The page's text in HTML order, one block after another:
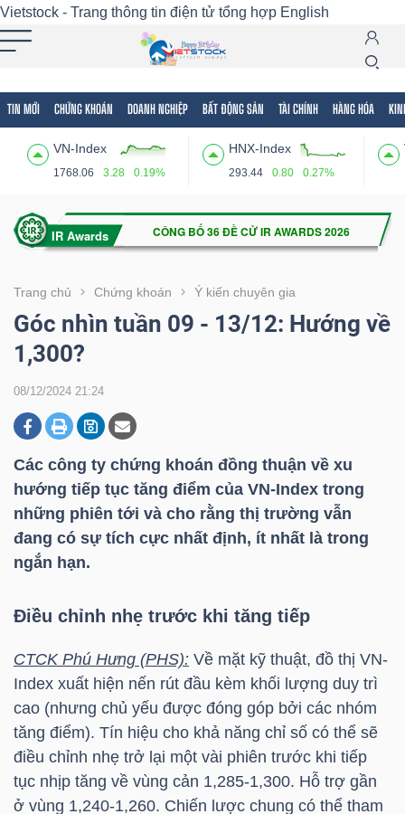
Vietstock - Trang thông tin điện tử tổng hợp English
TIN MỚI CHỨNG KHOÁN DOANH NGHIỆP BẤT ĐỘNG SẢN TÀI CHÍNH HÀNG HÓA
VN-Index
1768.06 3.28 0.19%
HNX-Index
293.44 0.80 0.27%
Trang chủ Chứng khoán Ý kiến chuyên gia
Góc nhìn tuần 09 - 13/12: Hướng về
1,300?
08/12/2024 21:24
Các công ty chứng khoán đồng thuận về xu
hướng tiếp tục tăng điểm của VN-Index trong
những phiên tới và cho rằng thị trường vẫn
đang có sự tích cực nhất định, ít nhất là trong
ngắn hạn.
Điều chỉnh nhẹ trước khi tăng tiếp
CTCK Phú Hưng (PHS): Về mặt kỹ thuật, đồ thị VN-
Index xuất hiện nến rút đầu kèm khối lượng duy trì
cao (nhưng chủ yếu được đóng góp bởi các nhóm
tăng điểm). Tín hiệu cho khả năng chỉ số có thể sẽ
điều chỉnh nhẹ trở lại một vài phiên trước khi tiếp
tục nhịp tăng về vùng cản 1,285-1,300. Hỗ trợ gần
ở vùng 1,240-1,260. Chiến lược chung có thể tham
Tất cả Tính năng Ngành Mã chứng khoán
Tính
(-)
VIETSTOCK
CHỨNG
DOANH
NGHIỆP
SẢN
TÀI
CHÍNH